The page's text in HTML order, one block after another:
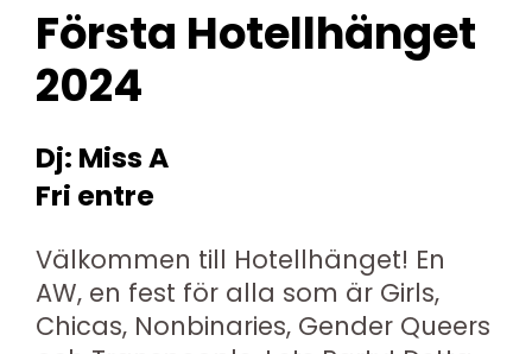
Första Hotellhänget
2024
Dj: Miss A
Fri entre
Välkommen till Hotellhänget! En
AW, en fest för alla som är Girls,
Chicas, Nonbinaries, Gender Queers